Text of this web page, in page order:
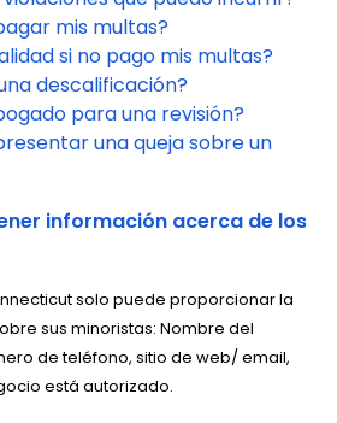
mis multas?
si no pago mis multas?
descalificación?
para una revisión?
una queja sobre un
información acerca de los
solo puede proporcionar la
sus minoristas: Nombre del
de teléfono, sitio de web/ email,
está autorizado.